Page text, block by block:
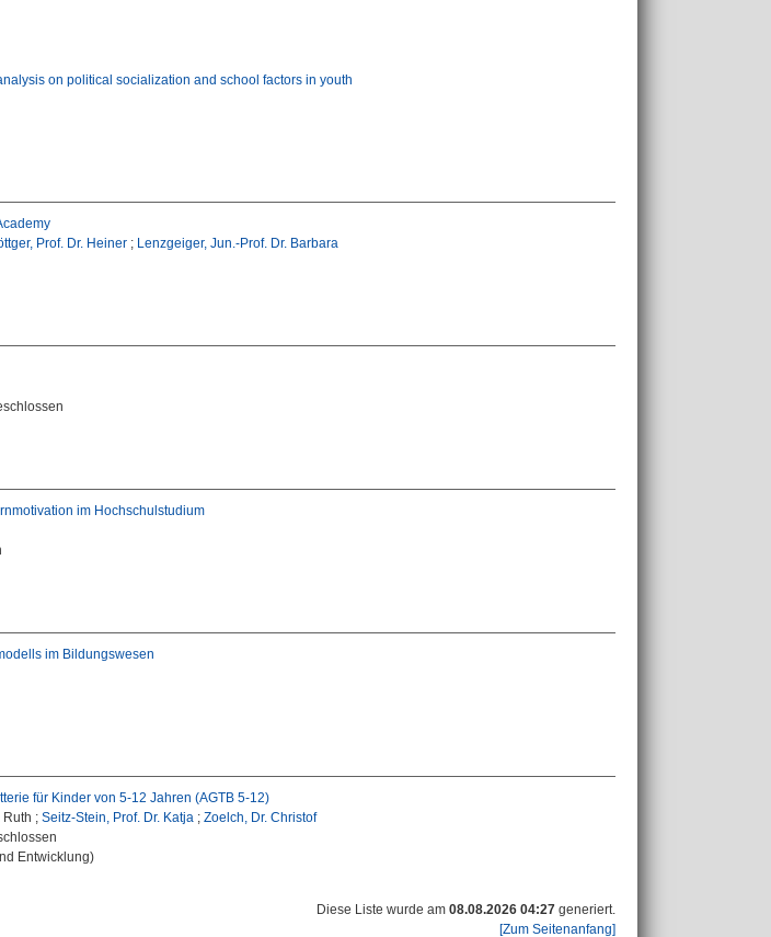
on political socialization and school factors in youth
Prof. Dr. Heiner ; Lenzgeiger, Jun.-Prof. Dr. Barbara
im Hochschulstudium
im Bildungswesen
für Kinder von 5-12 Jahren (AGTB 5-12)
Ruth ; Seitz-Stein, Prof. Dr. Katja ; Zoelch, Dr. Christof
Entwicklung)
Diese Liste wurde am 08.08.2026 04:27 generiert.
[Zum Seitenanfang]